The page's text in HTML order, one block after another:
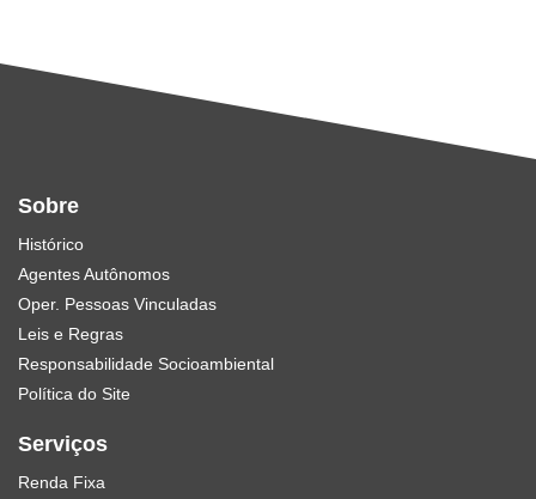
Sobre
Histórico
Agentes Autônomos
Oper. Pessoas Vinculadas
Leis e Regras
Responsabilidade Socioambiental
Política do Site
Serviços
Renda Fixa